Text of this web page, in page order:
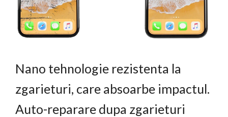
Nano tehnologie rezistenta la
zgarieturi, care absoarbe impactul.
Auto-reparare dupa zgarieturi